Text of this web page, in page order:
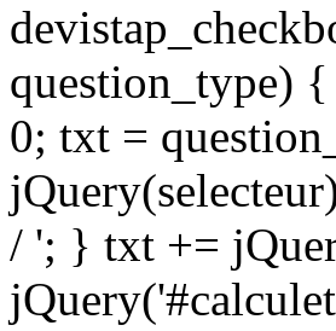
question_type)
0; txt =
/ '; } txt +=